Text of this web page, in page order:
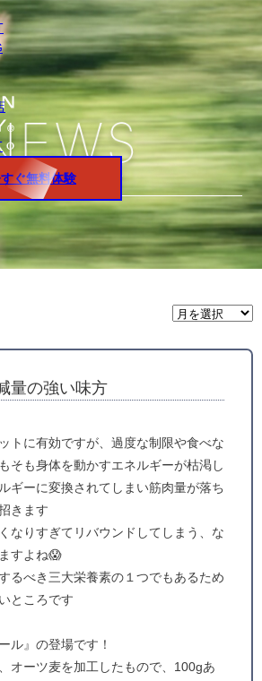
ぐ無料体験
月
間
ー
量の強い味方
トに有効ですが、過度な制限や食べな
そも身体を動かすエネルギーが枯渇し
ギーに変換されてしまい筋肉量が落ち
きます
なりすぎてリバウンドしてしまう、な
すよね😱
るべき三大栄養素の１つでもあるため
ところです
ル』の登場です！
オーツ麦を加工したもので、100gあ